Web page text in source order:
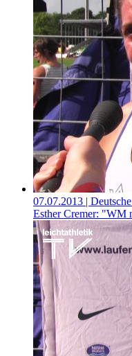
07.07.2013 |
Esther Cremer: "WM